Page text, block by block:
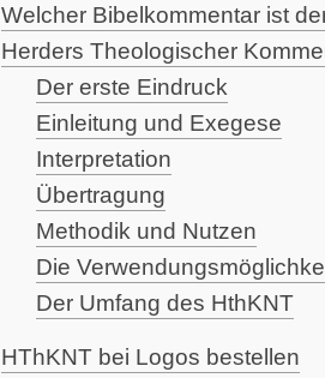
Wel­cher Bibel­kom­men­tar ist
Her­ders Theo­lo­gi­scher
Der ers­te Eindruck
Ein­lei­tung und Exegese
Inter­pre­ta­ti­on
Über­tra­gung
Metho­dik und Nutzen
Die
Der Umfang des HthKNT
HTh­KNT bei Logos bestellen